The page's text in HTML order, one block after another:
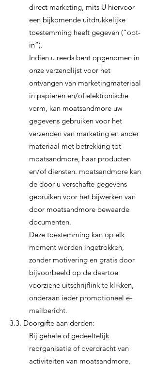
direct marketing, mits U hiervoor
een bijkomende uitdrukkelijke
toestemming heeft gegeven (“opt-
in”).
Indien u reeds bent opgenomen in
onze verzendlijst voor het
ontvangen van marketingmateriaal
in papieren en/of elektronische
vorm, kan moatsandmore uw
gegevens gebruiken voor het
verzenden van marketing en ander
materiaal met betrekking tot
moatsandmore, haar producten
en/of diensten. moatsandmore kan
de door u verschafte gegevens
gebruiken voor het bijwerken van
door moatsandmore bewaarde
documenten.
Deze toestemming kan op elk
moment worden ingetrokken,
zonder motivering en gratis door
bijvoorbeeld op de daartoe
voorziene uitschrijflink te klikken,
onderaan ieder promotioneel e-
mailbericht.
3.3. Doorgifte aan derden:
Bij gehele of gedeeltelijk
reorganisatie of overdracht van
activiteiten van moatsandmore,